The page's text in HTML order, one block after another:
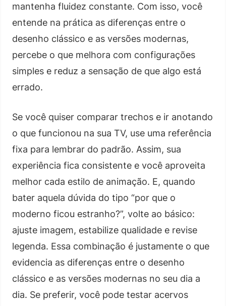
mantenha fluidez constante. Com isso, você
entende na prática as diferenças entre o
desenho clássico e as versões modernas,
percebe o que melhora com configurações
simples e reduz a sensação de que algo está
errado.
Se você quiser comparar trechos e ir anotando
o que funcionou na sua TV, use uma referência
fixa para lembrar do padrão. Assim, sua
experiência fica consistente e você aproveita
melhor cada estilo de animação. E, quando
bater aquela dúvida do tipo “por que o
moderno ficou estranho?”, volte ao básico:
ajuste imagem, estabilize qualidade e revise
legenda. Essa combinação é justamente o que
evidencia as diferenças entre o desenho
clássico e as versões modernas no seu dia a
dia. Se preferir, você pode testar acervos